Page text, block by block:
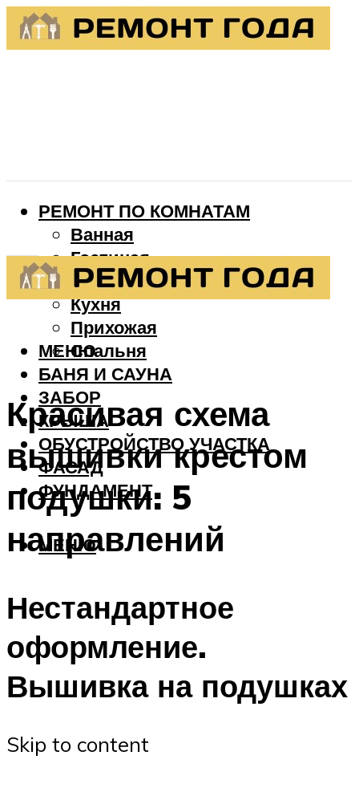
РЕМОНТ ПО КОМНАТАМ
Ванная
Гостиная
Детская
Кухня
Прихожая
Спальня
БАНЯ И САУНА
ЗАБОР
КРЫША
ОБУСТРОЙСТВО УЧАСТКА
ФАСАД
ФУНДАМЕНТ
МЕНЮ
МЕНЮ
Красивая схема
вышивки крестом
подушки: 5
направлений
Нестандартное
оформление.
Вышивка на подушках
Skip to content